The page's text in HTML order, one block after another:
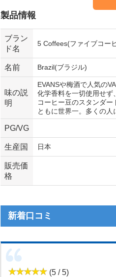
製品情報
ブラン
ド名
5 Coffees(ファイブコー
名前 Brazil(ブラジル)
味の説
明
EVANSや梅酒で人気の
化学香料を一切使用せず
コーヒー豆のスタンダ
ともに世界一。多くの人
PG/VG
生産国 日本
販売価
格
新着口コミ
(5 / 5)